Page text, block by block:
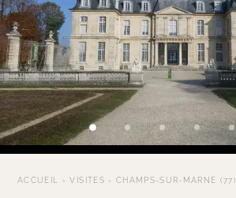
←
ACCUEIL ›VISITES › CHAMPS-SUR-MARNE (77)